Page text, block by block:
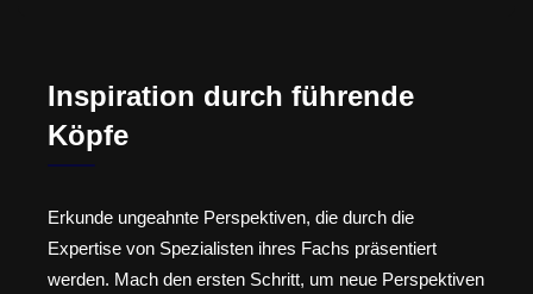
Inspiration durch führende
Köpfe
Erkunde ungeahnte Perspektiven, die durch die
Expertise von Spezialisten ihres Fachs präsentiert
werden. Mach den ersten Schritt, um neue Perspektiven